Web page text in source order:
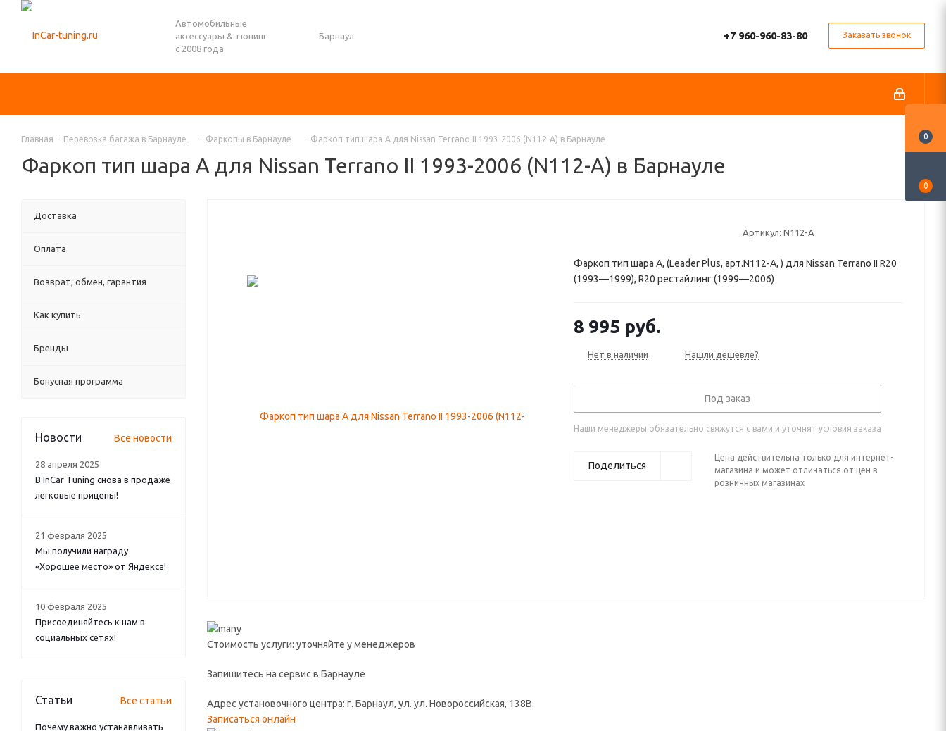
Автомобильные
аксессуары & тюнинг
с 2008 года
Барнаул +7 960-960-83-80 Заказать звонок
Главная - Перевозка багажа в Барнауле - Фаркопы в Барнауле - Фаркоп тип шара A для Nissan Terrano II 1993-2006 (N112-A) в Барнауле
Фаркоп тип шара A для Nissan Terrano II 1993-2006 (N112-A) в Барнауле
Артикул: N112-A
Фаркоп тип шара A, (Leader Plus, арт.N112-A, ) для Nissan Terrano II R20
(1993—1999), R20 рестайлинг (1999—2006)
8 995 руб.
Нет в наличии Нашли дешевле?
Под заказ
Наши менеджеры обязательно свяжутся с вами и уточнят условия заказа
Поделиться
Цена действительна только для интернет-
магазина и может отличаться от цен в
розничных магазинах
Стоимость услуги: уточняйте у менеджеров
Запишитесь на сервис в Барнауле
Адрес установочного центра: г. Барнаул, ул. ул. Новороссийская, 138В
Записаться онлайн
Доставка
Оплата
Возврат, обмен, гарантия
Как купить
Бренды
Бонусная программа
Новости Все новости
28 апреля 2025
В InCar Tuning снова в продаже
легковые прицепы!
21 февраля 2025
Мы получили награду
«Хорошее место» от Яндекса!
10 февраля 2025
Присоединяйтесь к нам в
социальных сетях!
Статьи Все статьи
Почему важно устанавливать
0
0